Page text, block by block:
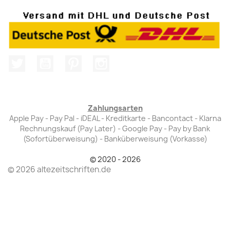
Zahlungsarten
Apple Pay - Pay Pal - iDEAL - Kreditkarte - Bancontact - Klarna
Rechnungskauf (Pay Later) - Google Pay - Pay by Bank
(Sofortüberweisung) - Banküberweisung (Vorkasse)
© 2020 - 2026
© 2026 altezeitschriften.de